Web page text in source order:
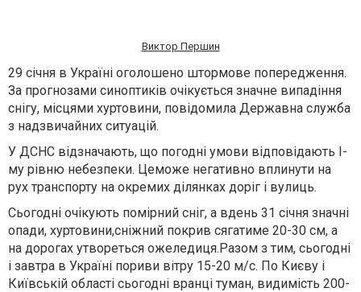
Виктор Першин
29 січня в Україні оголошено штормове попередження.
За прогнозами синоптиків очікується значне випадіння
снігу, місцями хуртовини, повідомила Державна служба
з надзвичайних ситуацій.
У ДСНС відзначають, що погодні умови відповідають І-
му рівню небезпеки. Цеможе негативно вплинути на
рух транспорту на окремих ділянках доріг і вулиць.
Сьогодні очікують помірний сніг, а вдень 31 січня значні
опади, хуртовини,сніжний покрив сягатиме 20-30 см, а
на дорогах утвореться ожеледиця.Разом з тим, сьогодні
і завтра в Україні пориви вітру 15-20 м/с. По Києву і
Київській області сьогодні вранці туман, видимість 200-